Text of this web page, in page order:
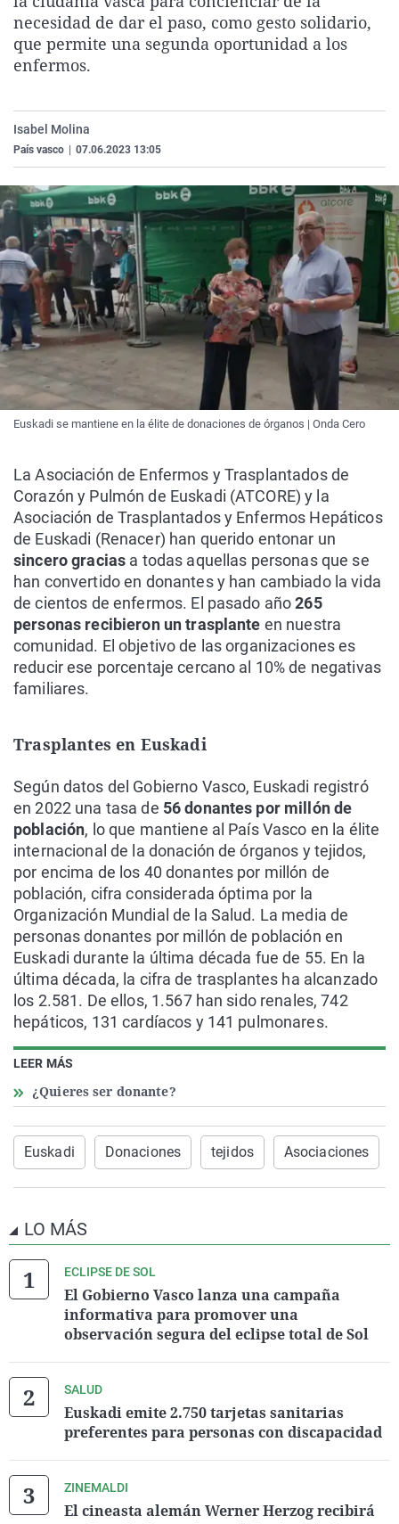
La rosa de los vientos
Gente viajera
Caso
Retornados
Operación Viuda
Extremadura
Galicia
Navarra
Virales
Televisión
necesidad de dar el paso, como gesto solidario,
que permite una segunda oportunidad a los
enfermos.
Isabel Molina
País vasco 07.06.2023 13:05
Euskadi se mantiene en la élite de donaciones de órganos | Onda Cero
LEER MÁS
¿Quieres ser donante?
La Asociación de Enfermos y Trasplantados de
Corazón y Pulmón de Euskadi (ATCORE) y la
Asociación de Trasplantados y Enfermos Hepáticos
de Euskadi (Renacer) han querido entonar un
sincero gracias a todas aquellas personas que se
han convertido en donantes y han cambiado la vida
de cientos de enfermos. El pasado año265
personas recibieron un trasplante en nuestra
comunidad. El objetivo de las organizaciones es
reducir ese porcentaje cercano al 10% de negativas
familiares.
Trasplantes en Euskadi
Según datos del Gobierno Vasco, Euskadi registró
en 2022 una tasa de 56 donantes por millón de
población, lo que mantiene al País Vasco en la élite
internacional de la donación de órganos y tejidos,
por encima de los 40 donantes por millón de
población, cifra considerada óptima por la
Organización Mundial de la Salud. La media de
personas donantes por millón de población en
Euskadi durante la última década fue de 55. En la
última década, la cifra de trasplantes ha alcanzado
los 2.581. De ellos, 1.567 han sido renales, 742
hepáticos, 131 cardíacos y 141 pulmonares.
Euskadi Donaciones tejidos Asociaciones
LO MÁS
ECLIPSE DE SOL
El Gobierno Vasco lanza una campaña
informativa para promover una
observación segura del eclipse total de Sol
SALUD
Euskadi emite 2.750 tarjetas sanitarias
preferentes para personas con discapacidad
ZINEMALDI
El cineasta alemán Werner Herzog recibirá